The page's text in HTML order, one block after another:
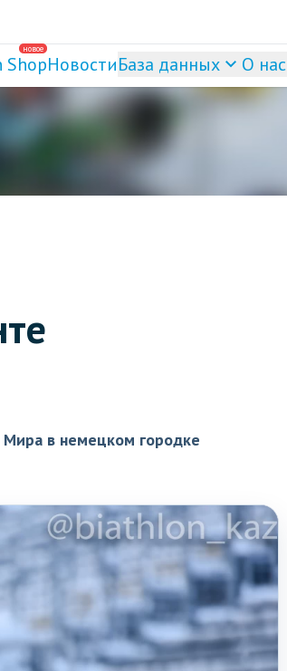
новое
ShopНовостиБаза данных О нас
Мира в немецком городке